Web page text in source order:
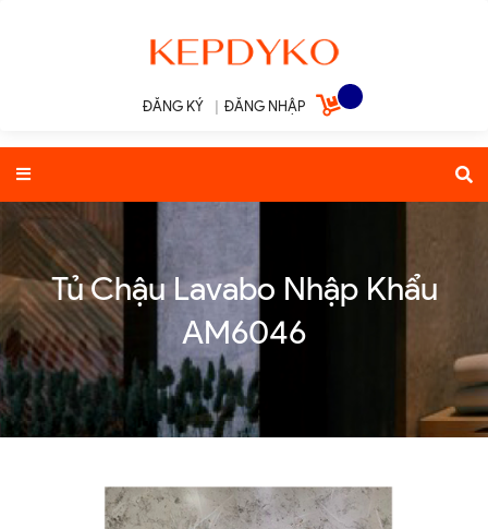
ĐĂNG KÝ ĐĂNG NHẬP
Tủ Chậu Lavabo Nhập Khẩu
AM6046